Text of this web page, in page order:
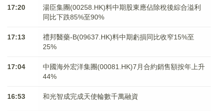
17:20
湯臣集團(00258.HK)料中期股東應佔除稅後綜合溢利
同比下跌85%至90%
17:13
禮邦醫藥-B(09637.HK)料中期虧損同比收窄15%至
25%
17:04
中國海外宏洋集團(00081.HK)7月合約銷售額按年上升
44%
16:53 和光智成完成天使輪數千萬融資